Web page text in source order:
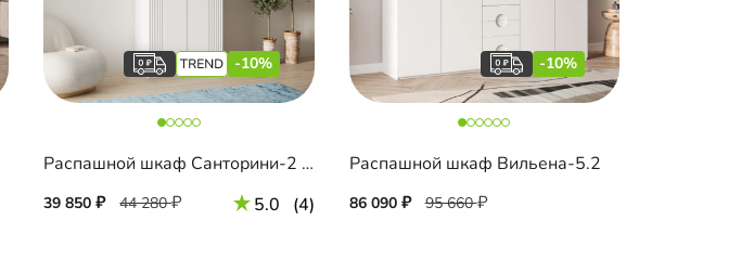
-10%
Распашной шкаф Санторини-2 Лайф с антресолью
39 850 44 280 5.0 (4)
-10%
Распашной шкаф Вильена-5.2
86 090 95 660